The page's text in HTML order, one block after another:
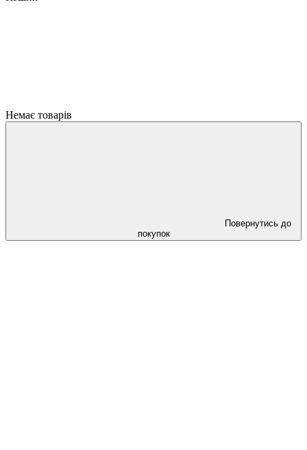
Немає товарів
Повернутись до
покупок